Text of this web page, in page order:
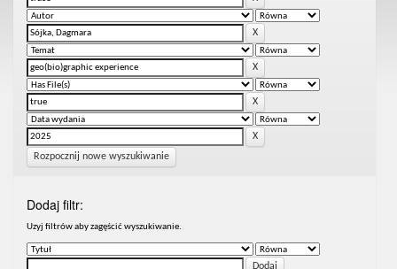
Rozpocznij nowe wyszukiwanie
Dodaj filtr:
Uzyj filtrów aby zagęścić wyszukiwanie.